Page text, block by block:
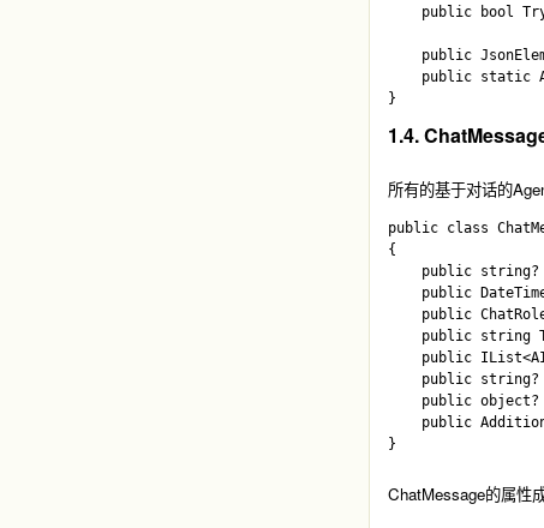
public bool
public
public static
1.4.
所有的基于对话的
public class
{
public
public
public
public string
public
public
public
public
ChatMessage的属性